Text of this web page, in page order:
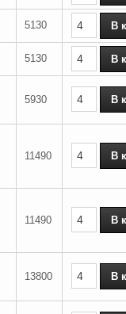
5130
5130
5930
11490
11490
13800